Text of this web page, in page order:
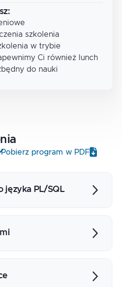
szkolenia
w trybie
Ci również lunch
do nauki
Pobierz program w PDF
języka PL/SQL
PL/SQL
i wykonywania programu